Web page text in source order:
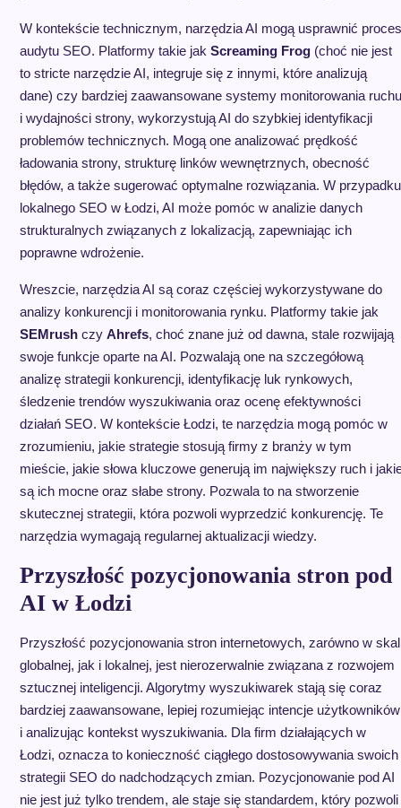
W kontekście technicznym, narzędzia AI mogą usprawnić proces
audytu SEO. Platformy takie jak Screaming Frog(choć nie jest
to stricte narzędzie AI, integruje się z innymi, które analizują
dane) czy bardziej zaawansowane systemy monitorowania ruchu
i wydajności strony, wykorzystują AI do szybkiej identyfikacji
problemów technicznych. Mogą one analizować prędkość
ładowania strony, strukturę linków wewnętrznych, obecność
błędów, a także sugerować optymalne rozwiązania. W przypadku
lokalnego SEO w Łodzi, AI może pomóc w analizie danych
strukturalnych związanych z lokalizacją, zapewniając ich
poprawne wdrożenie.
Wreszcie, narzędzia AI są coraz częściej wykorzystywane do
analizy konkurencji i monitorowania rynku. Platformy takie jak
SEMrushczy Ahrefs, choć znane już od dawna, stale rozwijają
swoje funkcje oparte na AI. Pozwalają one na szczegółową
analizę strategii konkurencji, identyfikację luk rynkowych,
śledzenie trendów wyszukiwania oraz ocenę efektywności
działań SEO. W kontekście Łodzi, te narzędzia mogą pomóc w
zrozumieniu, jakie strategie stosują firmy z branży w tym
mieście, jakie słowa kluczowe generują im największy ruch i
są ich mocne oraz słabe strony. Pozwala to na stworzenie
skutecznej strategii, która pozwoli wyprzedzić konkurencję. Te
narzędzia wymagają regularnej aktualizacji wiedzy.
Przyszłość pozycjonowania stron pod
AI w Łodzi
Przyszłość pozycjonowania stron internetowych, zarówno w
globalnej, jak i lokalnej, jest nierozerwalnie związana z rozwojem
sztucznej inteligencji. Algorytmy wyszukiwarek stają się coraz
bardziej zaawansowane, lepiej rozumiejąc intencje użytkowników
i analizując kontekst wyszukiwania. Dla firm działających w
Łodzi, oznacza to konieczność ciągłego dostosowywania swoich
strategii SEO do nadchodzących zmian. Pozycjonowanie pod AI
nie jest już tylko trendem, ale staje się standardem, który pozwoli